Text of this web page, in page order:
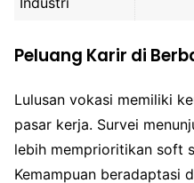
Peluang Karir di
Lulusan vokasi memiliki
pasar kerja. Survei
lebih memprioritikan soft
Kemampuan beradaptasi